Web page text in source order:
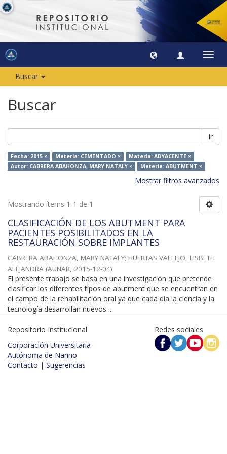
Buscar
Buscar
Ir
Fecha: 2015 × Materia: CEMENTADO ×
Materia: ADYACENTE ×
Autor: CABRERA ABAHONZA, MARY NATALY ×
Materia: ABUTMENT ×
Mostrar filtros avanzados
Mostrando ítems 1-1 de 1
CLASIFICACIÓN DE LOS ABUTMENT PARA
PACIENTES POSIBILITADOS EN LA
RESTAURACIÓN SOBRE IMPLANTES
CABRERA ABAHONZA, MARY NATALY; HUERTAS VALLEJO, LISBETH
ALEJANDRA (AUNAR, 2015-12-04)
El presente trabajo se basa en una investigación que pretende
clasificar los diferentes tipos de abutment que se encuentran en
el campo de la rehabilitación oral ya que cada día la ciencia y la
tecnología desarrollan nuevos ...
Repositorio Institucional
Corporación Universitaria
Autónoma de Nariño
Contacto | Sugerencias
Redes sociales